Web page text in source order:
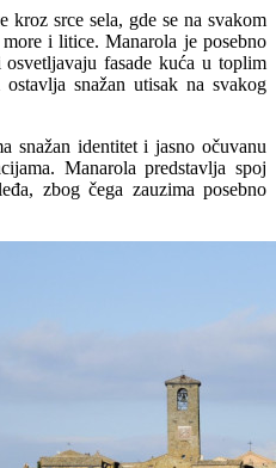
kroz srce sela, gde se na svakom
i litice. Manarola je posebno
fasade kuća u toplim
snažan utisak na svakog
snažan identitet i jasno očuvanu
Manarola predstavlja spoj
zbog čega zauzima posebno